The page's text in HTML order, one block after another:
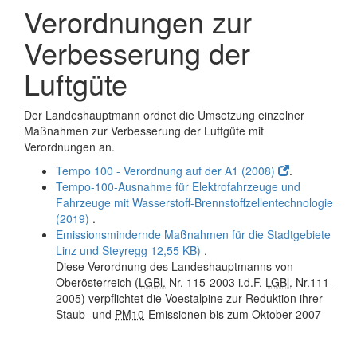
und
schließen
Verordnungen zur
Verbesserung der
Luftgüte
Der Landeshauptmann ordnet die Umsetzung einzelner
Maßnahmen zur Verbesserung der Luftgüte mit
Verordnungen an.
Tempo 100 - Verordnung auf der A1 (2008)
.
Tempo-100-Ausnahme für Elektrofahrzeuge und
Fahrzeuge mit Wasserstoff-Brennstoffzellentechnologie
(2019) .
Emissionsmindernde Maßnahmen für die Stadtgebiete
Linz und Steyregg 12,55 KB) .
Diese Verordnung des Landeshauptmanns von
Oberösterreich (LGBl. Nr. 115-2003 i.d.F. LGBl. Nr.111-
2005) verpflichtet die Voestalpine zur Reduktion ihrer
Staub- und PM10-Emissionen bis zum Oktober 2007